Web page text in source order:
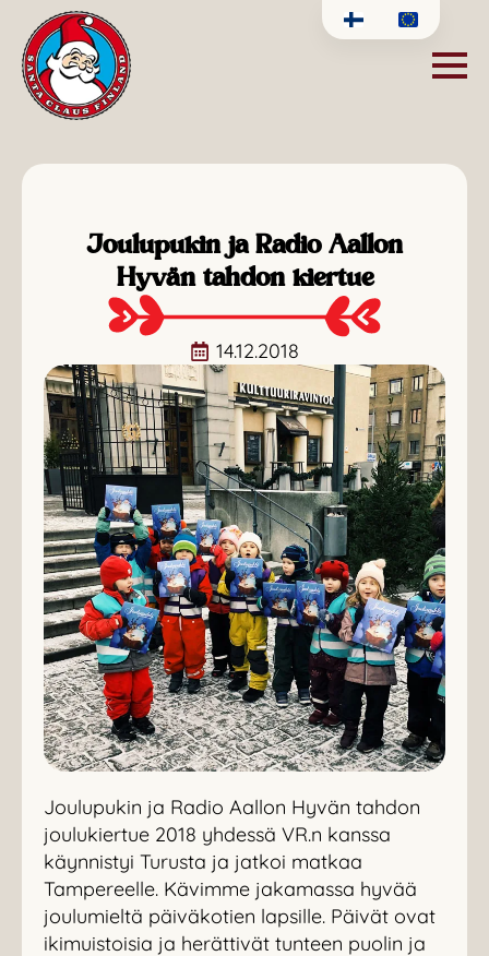
Joulupukin ja Radio Aallon
Hyvän tahdon kiertue
14.12.2018
Joulupukin ja Radio Aallon Hyvän tahdon
joulukiertue 2018 yhdessä VR.n kanssa
käynnistyi Turusta ja jatkoi matkaa
Tampereelle. Kävimme jakamassa hyvää
joulumieltä päiväkotien lapsille. Päivät ovat
ikimuistoisia ja herättivät tunteen puolin ja